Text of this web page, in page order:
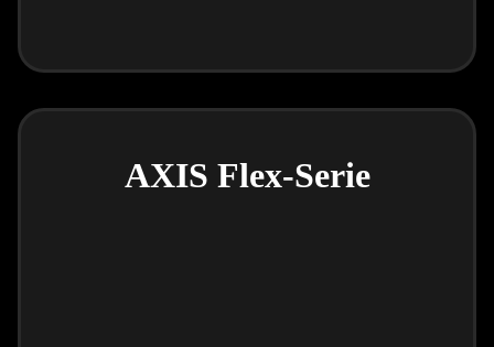
AXIS Flex-Serie